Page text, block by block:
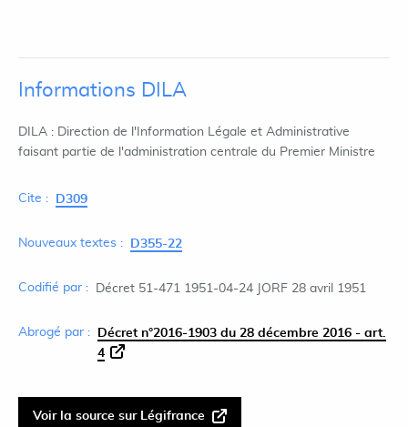
Informations DILA
DILA : Direction de l'Information Légale et Administrative
faisant partie de l'administration centrale du Premier Ministre
Cite : D309
Nouveaux textes : D355-22
Codifié par : Décret 51-471 1951-04-24 JORF 28 avril 1951
Abrogé par :
Décret n°2016-1903 du 28 décembre 2016 - art.
4
Voir la source sur Légifrance